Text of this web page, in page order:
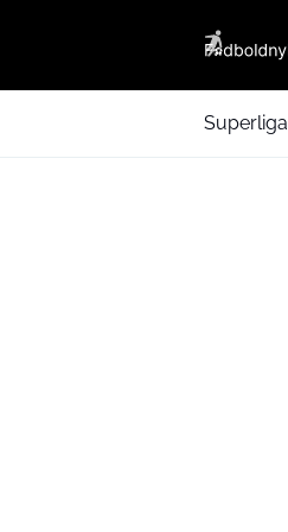
Superliga